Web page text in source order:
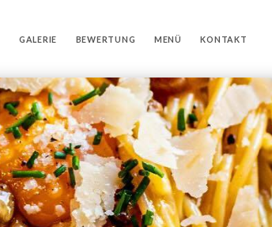
GALERIE BEWERTUNG MENÜ KONTAKT